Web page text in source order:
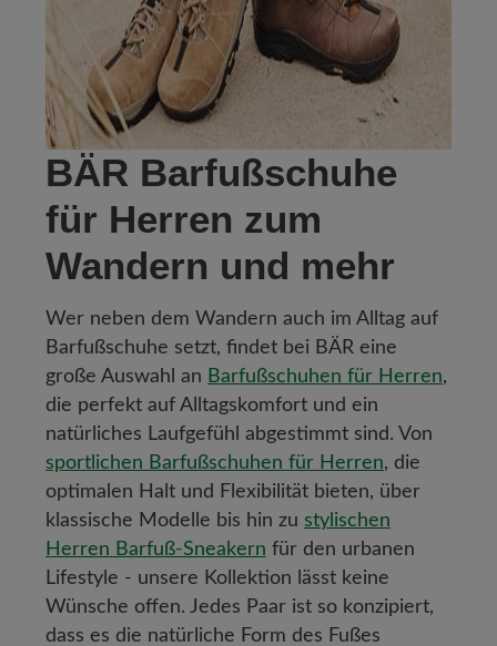
BÄR Barfußschuhe
für Herren zum
Wandern und mehr
Wer neben dem Wandern auch im Alltag auf
Barfußschuhe setzt, findet bei BÄR eine
große Auswahl an Barfußschuhen für Herren,
die perfekt auf Alltagskomfort und ein
natürliches Laufgefühl abgestimmt sind. Von
sportlichen Barfußschuhen für Herren, die
optimalen Halt und Flexibilität bieten, über
klassische Modelle bis hin zu stylischen
Herren Barfuß-Sneakern für den urbanen
Lifestyle - unsere Kollektion lässt keine
Wünsche offen. Jedes Paar ist so konzipiert,
dass es die natürliche Form des Fußes